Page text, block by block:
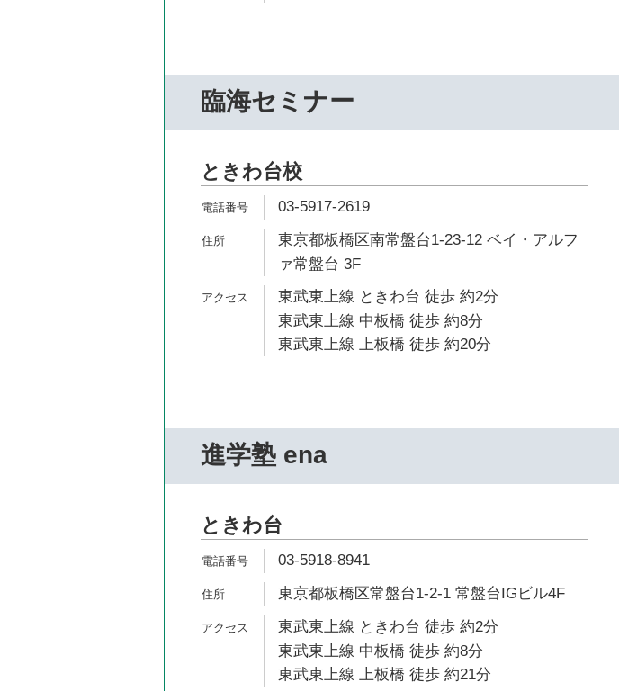
臨海セミナー
ときわ台校
03-5917-2619
東京都板橋区南常盤台1-23-12 ベイ・アルフ
ァ常盤台 3F
東武東上線 ときわ台 徒歩 約2分
東武東上線 中板橋 徒歩 約8分
東武東上線 上板橋 徒歩 約20分
進学塾 ena
ときわ台
03-5918-8941
東京都板橋区常盤台1-2-1 常盤台IGビル4F
東武東上線 ときわ台 徒歩 約2分
東武東上線 中板橋 徒歩 約8分
東武東上線 上板橋 徒歩 約21分